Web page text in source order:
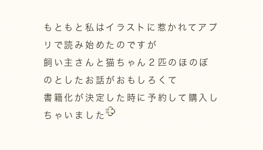
もともと私はイラストに惹かれてアプ
リで読み始めたのですが
飼い主さんと猫ちゃん２匹のほのぼ
のとしたお話がおもしろくて
書籍化が決定した時に予約して購入し
ちゃいました